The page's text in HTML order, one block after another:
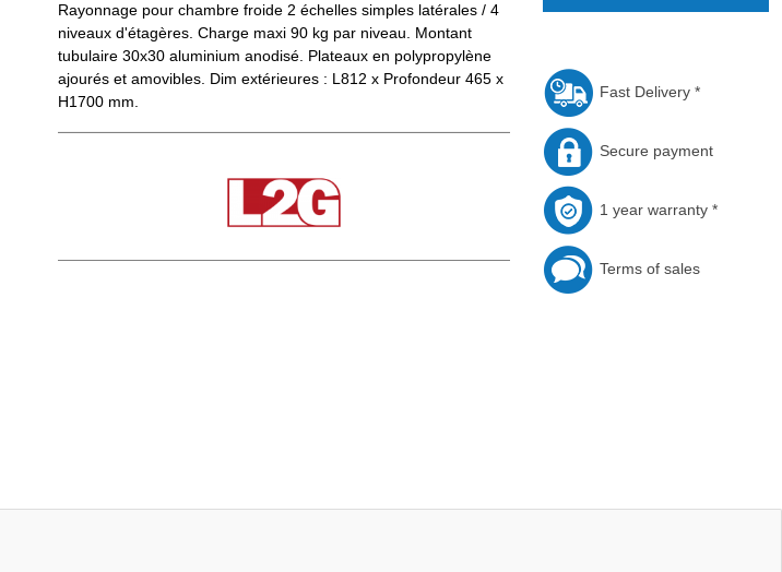
Rayonnage pour chambre froide 2 échelles simples latérales / 4
niveaux d'étagères. Charge maxi 90 kg par niveau. Montant
tubulaire 30x30 aluminium anodisé. Plateaux en polypropylène
ajourés et amovibles. Dim extérieures : L812 x Profondeur 465 x
H1700 mm.
Fast Delivery *
Secure payment
1 year warranty *
Terms of sales